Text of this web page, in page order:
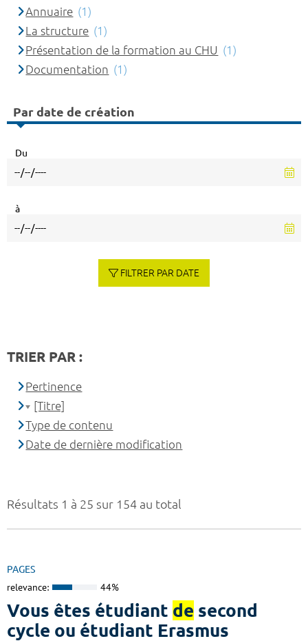
Résultats 1 à 25 sur 154 au total
PAGES
relevance: 44%
Vous êtes étudiant de second
cycle ou étudiant Erasmus
Annuaire (1)
La structure (1)
Présentation de la formation au CHU (1)
Documentation (1)
Par date de création
Du
à
FILTRER PAR DATE
TRIER PAR :
Pertinence
[Titre]
Type de contenu
Date de dernière modification